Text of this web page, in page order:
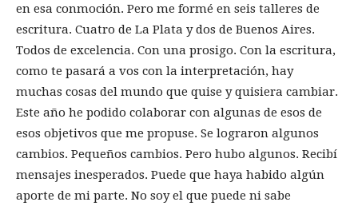
en esa conmoción. Pero me formé en seis talleres de
escritura. Cuatro de La Plata y dos de Buenos Aires.
Todos de excelencia. Con una prosigo. Con la escritura,
como te pasará a vos con la interpretación, hay
muchas cosas del mundo que quise y quisiera cambiar.
Este año he podido colaborar con algunas de esos de
esos objetivos que me propuse. Se lograron algunos
cambios. Pequeños cambios. Pero hubo algunos. Recibí
mensajes inesperados. Puede que haya habido algún
aporte de mi parte. No soy el que puede ni sabe